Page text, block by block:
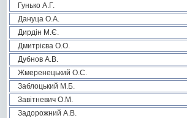
Гунько А.Г.
Дануца О.А.
Дирдін М.Є.
Дмитрієва О.О.
Дубнов А.В.
Жмеренецький О.С.
Заблоцький М.Б.
Завітневич О.М.
Задорожний А.В.